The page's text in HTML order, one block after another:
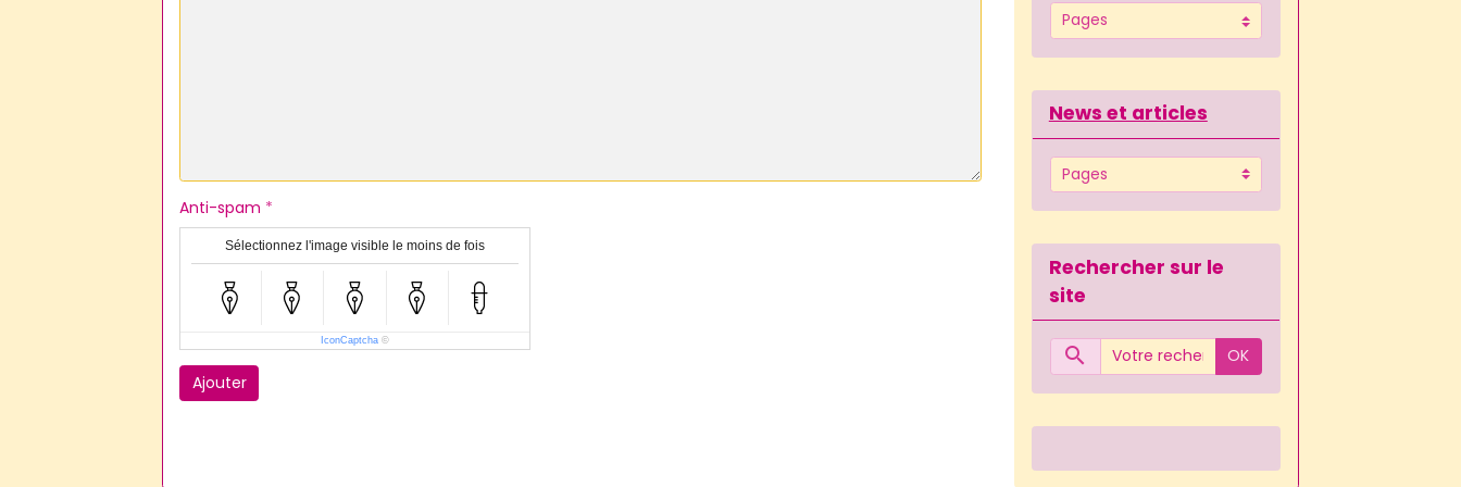
Anti-spam
Sélectionnez l'image visible le moins de fois
IconCaptcha ©
Ajouter
News et articles
Rechercher sur le
site
OK